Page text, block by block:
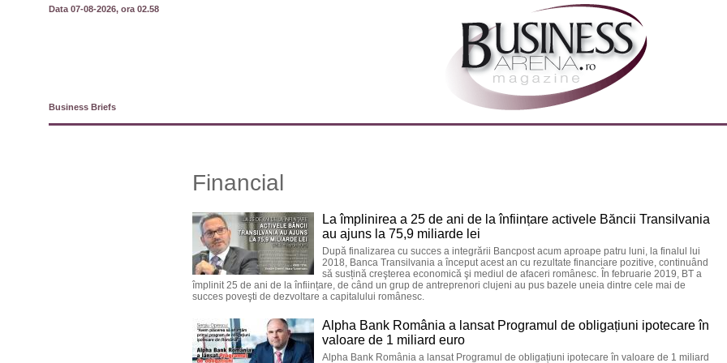
Data 07-08-2026, ora 02.58
Business Briefs
Financial
La împlinirea a 25 de ani de la înființare activele Băncii Transilvania
au ajuns la 75,9 miliarde lei
După finalizarea cu succes a integrării Bancpost acum aproape patru luni, la finalul lui
2018, Banca Transilvania a început acest an cu rezultate financiare pozitive, continuând
să susțină creşterea economică şi mediul de afaceri românesc. În februarie 2019, BT a
împlinit 25 de ani de la înființare, de când un grup de antreprenori clujeni au pus bazele uneia dintre cele mai de
succes poveşti de dezvoltare a capitalului românesc.
Alpha Bank România a lansat Programul de obligațiuni ipotecare în
valoare de 1 miliard euro
Alpha Bank România a lansat Programul de obligațiuni ipotecare în valoare de 1 miliard